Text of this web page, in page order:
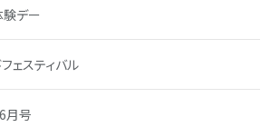
験デー
ェスティバル
月号